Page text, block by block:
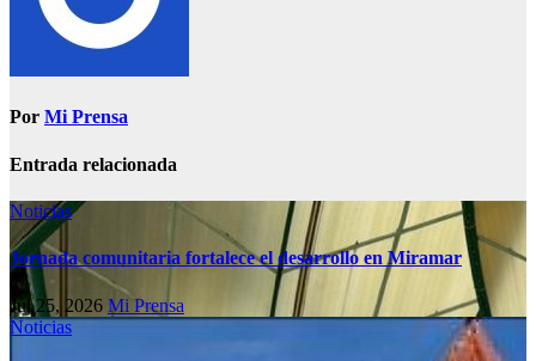
Por Mi Prensa
Entrada relacionada
Noticias
Jornada comunitaria fortalece el desarrollo en Miramar
Jul 25, 2026 Mi Prensa
Noticias